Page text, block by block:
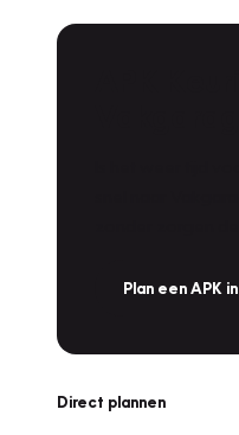
Plan een APK in
Direct plannen